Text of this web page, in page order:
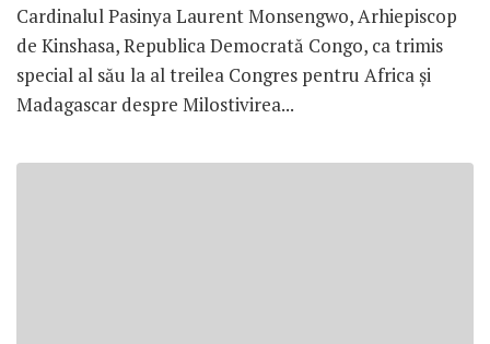
Cardinalul Pasinya Laurent Monsengwo, Arhiepiscop
de Kinshasa, Republica Democrată Congo, ca trimis
special al său la al treilea Congres pentru Africa și
Madagascar despre Milostivirea...